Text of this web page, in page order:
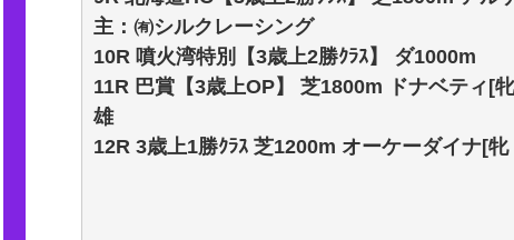
主：㈲シルクレーシング
10R 噴火湾特別【3歳上2勝ｸﾗｽ】 ダ1000m
11R 巴賞【3歳上OP】 芝1800m ドナベティ[
雄
12R 3歳上1勝ｸﾗｽ 芝1200m オーケーダイナ[